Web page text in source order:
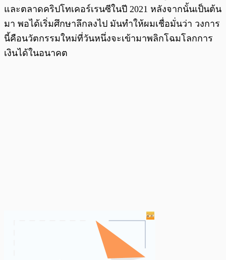
และตลาดคริปโทเคอร์เรนซีในปี 2021 หลังจากนั้นเป็นต้น
มา พอได้เริ่มศึกษาลึกลงไป มันทำให้ผมเชื่อมั่นว่า วงการ
นี้คือนวัตกรรมใหม่ที่วันหนึ่งจะเข้ามาพลิกโฉมโลกการ
เงินได้ในอนาคต